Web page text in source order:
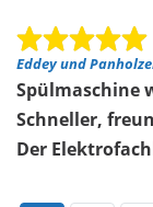
Eddey und
Spülmaschine
Schneller,
Der